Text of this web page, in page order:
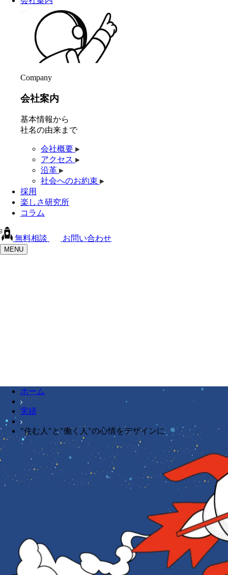
Company
会社案内
基本情報から
社名の由来まで
会社概要
アクセス
沿革
社会へのお約束
採用
楽しさ研究所
コラム
無料相談 お問い合わせ
MENU
ホーム
実績
"住む人"と"働く人"の心情をデザインに